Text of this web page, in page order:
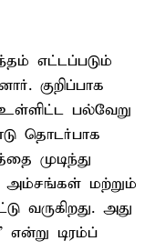
எட்டப்படும்
குறிப்பாக
பல்வேறு
தொடர்பாக
முடிந்து
அம்சங்கள் மற்றும்
வருகிறது. அது
என்று டிரம்ப்